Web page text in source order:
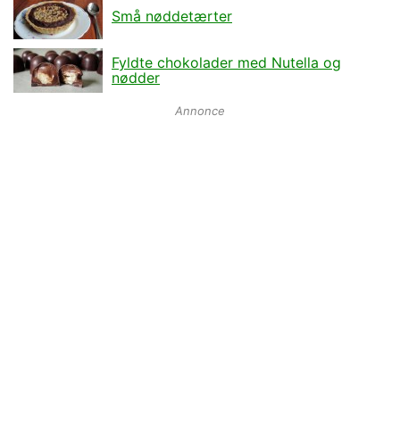
Små nøddetærter
Fyldte chokolader med Nutella og
nødder
Annonce